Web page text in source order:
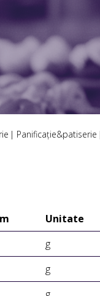
Panificație&patiserie
Unitate
g
g